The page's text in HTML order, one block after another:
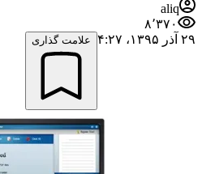
aliq
۸٬۳۷۰
۲۹ آذر ۱۳۹۵،‏ ۴:۲۷
علامت گذاری